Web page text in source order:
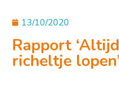
13/10/2020
Rapport
richeltje